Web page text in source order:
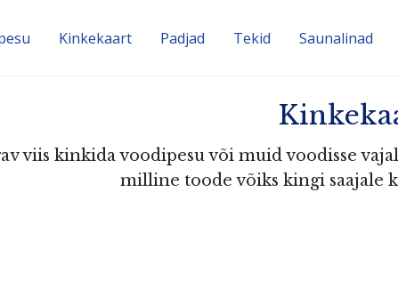
Kinke­kaart Padjad Tekid Sauna­linad
viis kinkida voodipesu või muid voodisse
milline toode võiks kingi saajale